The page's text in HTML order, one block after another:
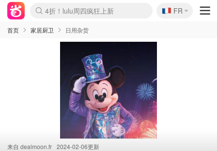
Boticinal 夏促开抢！
4折！lulu周四疯狂上新
还没结束！&OtherStories大促
Joybuy变相75折 随时失效
速领！Stanley独家85折
疑似霸哥！Camper额外叠85折
Zalando 奥莱闪促！每日更新
Moncler反季囤！5折起+叠9折
Coach Brooklyn仅€192
🇫🇷
FR
首页 家居厨卫 日用杂货
来自 dealmoon.fr 2024-02-06更新